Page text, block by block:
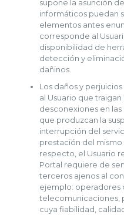
supone la asunción
informáticos puedan
elementos antes
corresponde al
disponibilidad de
detección y
dañinos.
Los daños y
al Usuario que traigan
desconexiones en
que produzcan la
interrupción del
prestación del
respecto, el Usuario
Portal requiere de
terceros ajenos al
ejemplo: operadores
telecomunicaciones,
cuya fiabilidad,